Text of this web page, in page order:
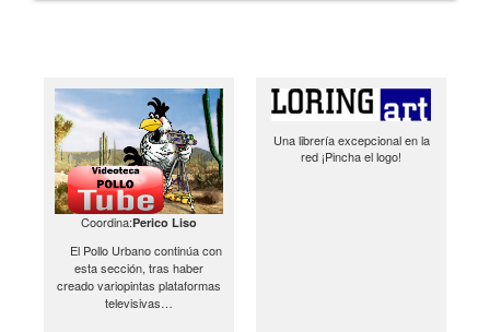
Coordina:Perico Liso
El Pollo Urbano continúa con
esta sección, tras haber
creado variopintas plataformas
televisivas…
Una librería excepcional en la
red ¡Pincha el logo!